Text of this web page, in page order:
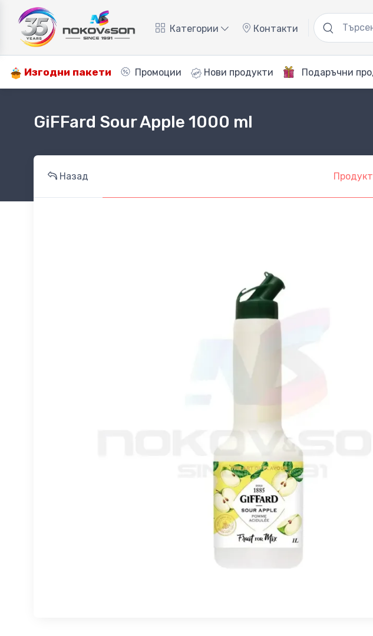
Категории Контакти
Изгодни пакети Промоции Нови продукти Подаръчни
GiFFard Sour Apple 1000 ml
Назад Продукт